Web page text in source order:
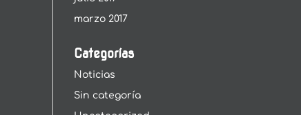
marzo 2017
Categorías
Noticias
Sin categoría